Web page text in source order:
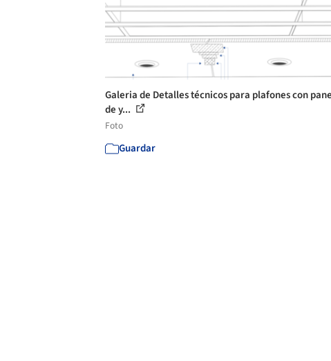
Galeria de Detalles técnicos para plafones con
de y...
Foto
Guardar